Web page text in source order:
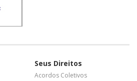
Seus Direitos
Acordos Coletivos